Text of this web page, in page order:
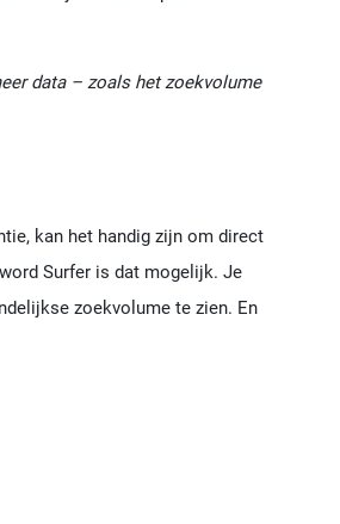
data – zoals het zoekvolume
kan het handig zijn om direct
Surfer is dat mogelijk. Je
zoekvolume te zien. En